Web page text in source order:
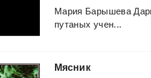
Мария Барышева
путаных учен...
Мясник